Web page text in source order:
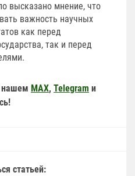
высказано мнение, что
важность научных
как перед
так и перед
нашем MAX, Telegram и
статьей: